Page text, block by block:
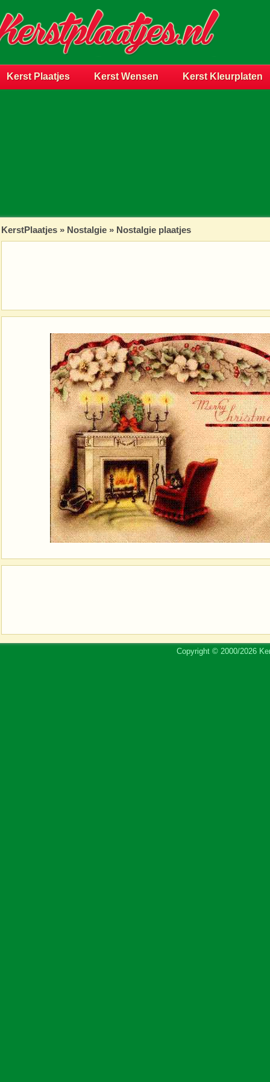
Kerst Plaatjes Kerst Wensen Kerst Kleurplaten
KerstPlaatjes » Nostalgie » Nostalgie plaatjes
Copyright © 2000/2026